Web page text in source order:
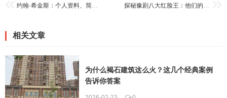
约翰·希金斯：个人资料、简历及斯诺克生涯全记录 探秘豫剧八大红脸王：他们的艺术成就和影响力有多大？
相关文章
为什么褐石建筑这么火？这几个经典案例
告诉你答案